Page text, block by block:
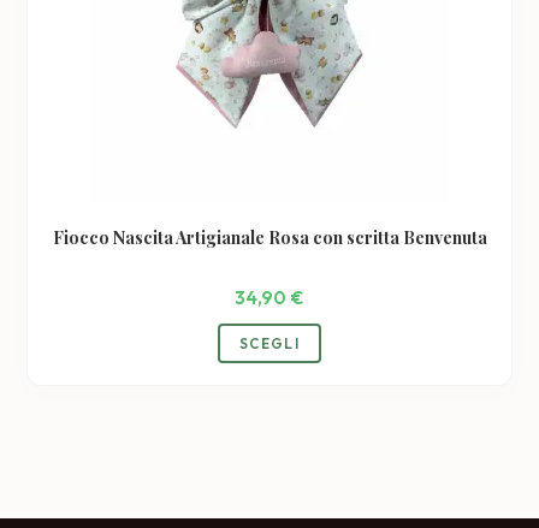
Fiocco Nascita Artigianale Rosa con scritta Benvenuta
34,90 €
SCEGLI